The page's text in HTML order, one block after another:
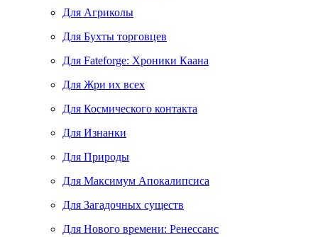
Для Агриколы
Для Бухты торговцев
Для Fateforge: Хроники Каана
Для Жри их всех
Для Космического контакта
Для Изнанки
Для Природы
Для Максимум Апокалипсиса
Для Загадочных существ
Для Нового времени: Ренессанс